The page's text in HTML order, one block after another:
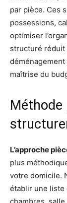
par pièce. Ces
possessions,
optimiser
structuré réduit
maîtrise du
Méthode
L’approche
plus
votre domicile.
établir une liste